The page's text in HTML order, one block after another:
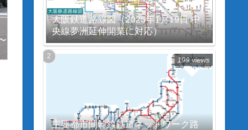
大阪鉄道路線図（2025年1月19日 中
央線夢洲延伸開業に対応）
主要都市間幹線鉄道ネットワーク路
199 views